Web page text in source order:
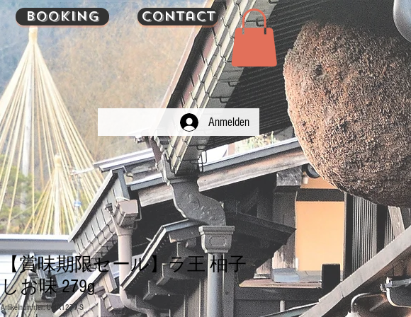
Anmelden
【賞味期限セール】ラ王 柚子
しお味 279g
Artikelnummer: UMA1277-S
Booking Contact